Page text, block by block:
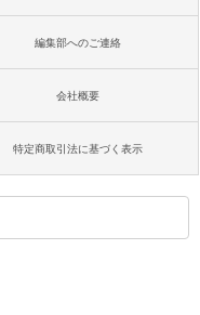
編集部へのご連絡
会社概要
特定商取引法に基づく表示